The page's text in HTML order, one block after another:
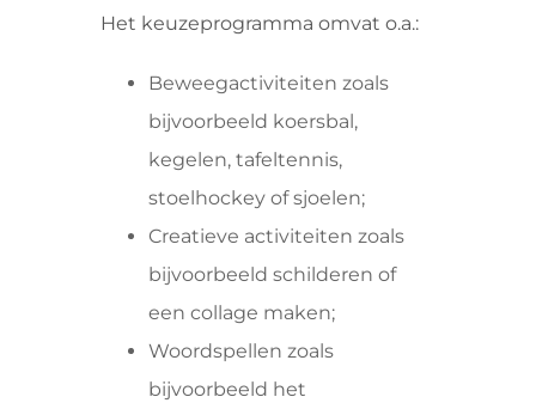
Het keuzeprogramma omvat o.a.:
Beweegactiviteiten zoals
bijvoorbeeld koersbal,
kegelen, tafeltennis,
stoelhockey of sjoelen;
Creatieve activiteiten zoals
bijvoorbeeld schilderen of
een collage maken;
Woordspellen zoals
bijvoorbeeld het